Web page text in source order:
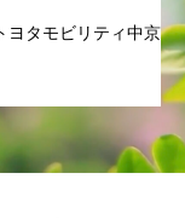
ヨタモビリティ中京